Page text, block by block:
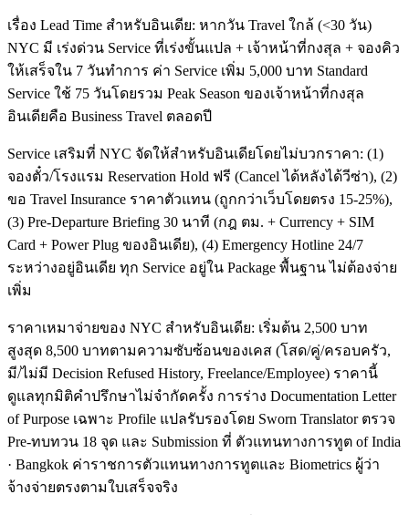
เรื่อง Lead Time สำหรับอินเดีย: หากวัน Travel ใกล้ (<30 วัน)
NYC มี เร่งด่วน Service ที่เร่งขั้นแปล + เจ้าหน้าที่กงสุล + จองคิว
ให้เสร็จใน 7 วันทำการ ค่า Service เพิ่ม 5,000 บาท Standard
Service ใช้ 75 วันโดยรวม Peak Season ของเจ้าหน้าที่กงสุล
อินเดียคือ Business Travel ตลอดปี
Service เสริมที่ NYC จัดให้สำหรับอินเดียโดยไม่บวกราคา: (1)
จองตั๋ว/โรงแรม Reservation Hold ฟรี (Cancel ได้หลังได้วีซ่า), (2)
ขอ Travel Insurance ราคาตัวแทน (ถูกกว่าเว็บโดยตรง 15-25%),
(3) Pre-Departure Briefing 30 นาที (กฎ ตม. + Currency + SIM
Card + Power Plug ของอินเดีย), (4) Emergency Hotline 24/7
ระหว่างอยู่อินเดีย ทุก Service อยู่ใน Package พื้นฐาน ไม่ต้องจ่าย
เพิ่ม
ราคาเหมาจ่ายของ NYC สำหรับอินเดีย: เริ่มต้น 2,500 บาท
สูงสุด 8,500 บาทตามความซับซ้อนของเคส (โสด/คู่/ครอบครัว,
มี/ไม่มี Decision Refused History, Freelance/Employee) ราคานี้
ดูแลทุกมิติคำปรึกษาไม่จำกัดครั้ง การร่าง Documentation Letter
of Purpose เฉพาะ Profile แปลรับรองโดย Sworn Translator ตรวจ
Pre-ทบทวน 18 จุด และ Submission ที่ ตัวแทนทางการทูต of India
· Bangkok ค่าราชการตัวแทนทางการทูตและ Biometrics ผู้ว่า
จ้างจ่ายตรงตามใบเสร็จจริง